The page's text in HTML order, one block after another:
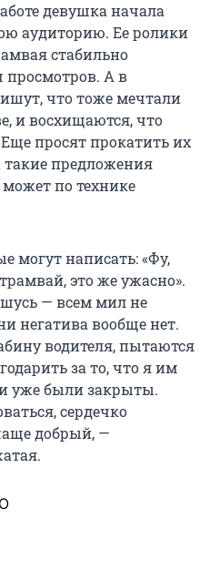
девушка начала
аудиторию. Ее ролики
стабильно
просмотров. А в
что тоже мечтали
и восхищаются, что
просят прокатить их
такие предложения
может по технике
могут написать: «Фу,
это же ужасно».
— всем мил не
негатива вообще нет.
водителя, пытаются
за то, что я им
уже были закрыты.
сердечко
добрый, —